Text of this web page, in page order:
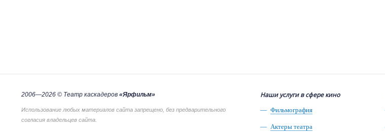
2006—2026 © Театр каскадеров «Ярфильм»
Использование любых материалов сайта запрещено, без предварительного
согласия владельцев сайта.
Наши услуги в сфере кино
Фильмография
Актеры театра